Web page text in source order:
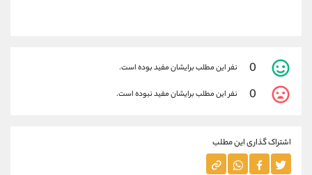
0 نفر این مطلب برایشان مفید بوده است.
0 نفر این مطلب برایشان مفید نبوده است.
اشتراک گذاری این مطلب